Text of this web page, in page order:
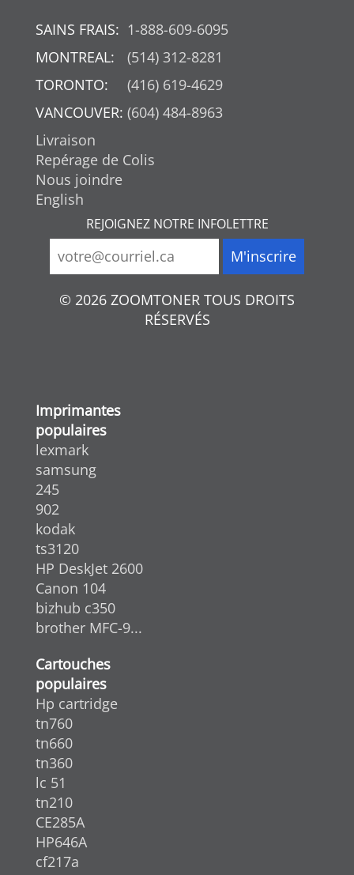
SAINS FRAIS: 1-888-609-6095
MONTREAL:
(514) 312-8281
TORONTO:
(416) 619-4629
VANCOUVER: (604) 484-8963
Livraison
Repérage de Colis
Nous joindre
English
REJOIGNEZ NOTRE INFOLETTRE
© 2026 ZOOMTONER TOUS DROITS
RÉSERVÉS
Imprimantes
populaires
lexmark
samsung
245
902
kodak
ts3120
HP DeskJet 2600
Canon 104
bizhub c350
brother MFC-9...
Cartouches
populaires
Hp cartridge
tn760
tn660
tn360
lc 51
tn210
CE285A
HP646A
cf217a